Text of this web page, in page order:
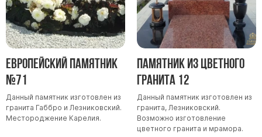
Европейский памятник
№71
Данный памятник изготовлен из
гранита Габбро и Лезниковский.
Местороджение Карелия.
Памятник из цветного
гранита 12
Данный памятник изготовлен из
гранита, Лезниковский.
Возможно изготовление
цветного гранита и мрамора.